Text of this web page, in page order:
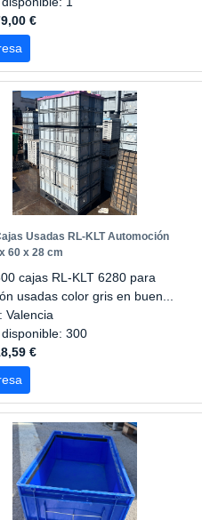
€
Usadas RL-KLT Automoción
60 x 28 cm
cajas RL-KLT 6280 para
usadas color gris en buen...
Valencia
300
€